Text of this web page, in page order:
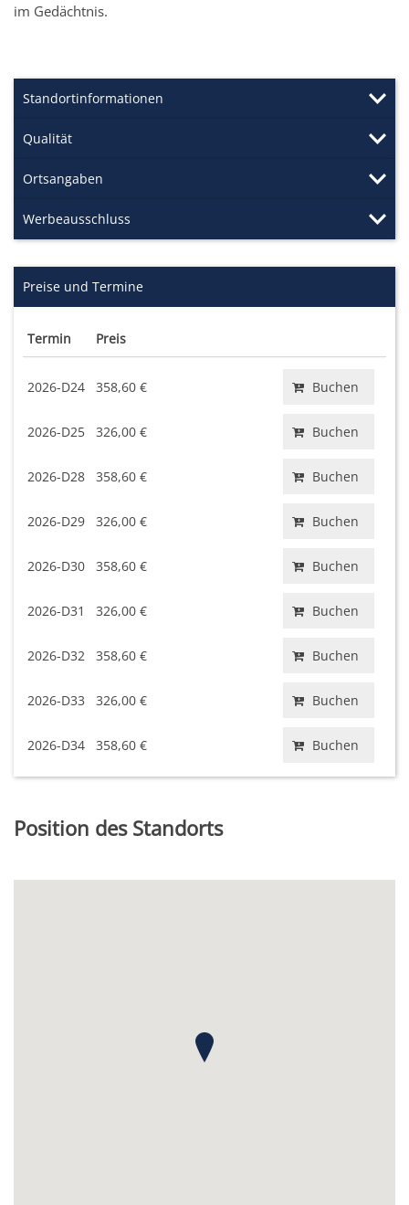
im Gedächtnis.
Standortinformationen
Qualität
Ortsangaben
Werbeausschluss
Preise und Termine
Termin Preis
2026-D24 358,60 € Buchen
2026-D25 326,00 € Buchen
2026-D28 358,60 € Buchen
2026-D29 326,00 € Buchen
2026-D30 358,60 € Buchen
2026-D31 326,00 € Buchen
2026-D32 358,60 € Buchen
2026-D33 326,00 € Buchen
2026-D34 358,60 € Buchen
Position des Standorts